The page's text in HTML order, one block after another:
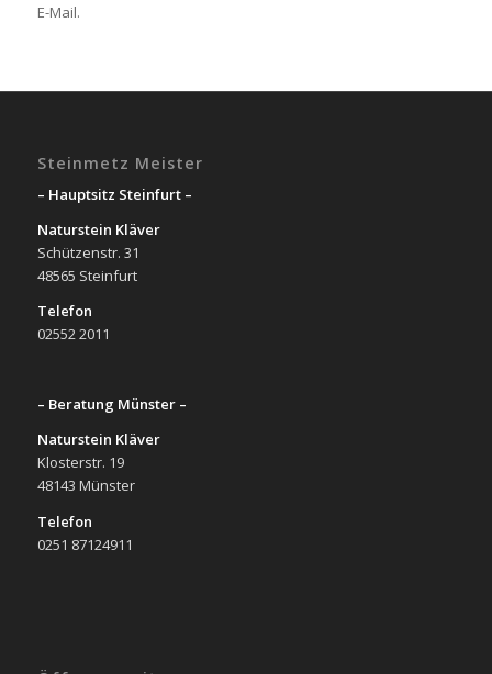
E-Mail.
Steinmetz Meister
– Hauptsitz Steinfurt –
Naturstein Kläver
Schützenstr. 31
48565 Steinfurt
Telefon
02552 2011
– Beratung Münster –
Naturstein Kläver
Klosterstr. 19
48143 Münster
Telefon
0251 87124911